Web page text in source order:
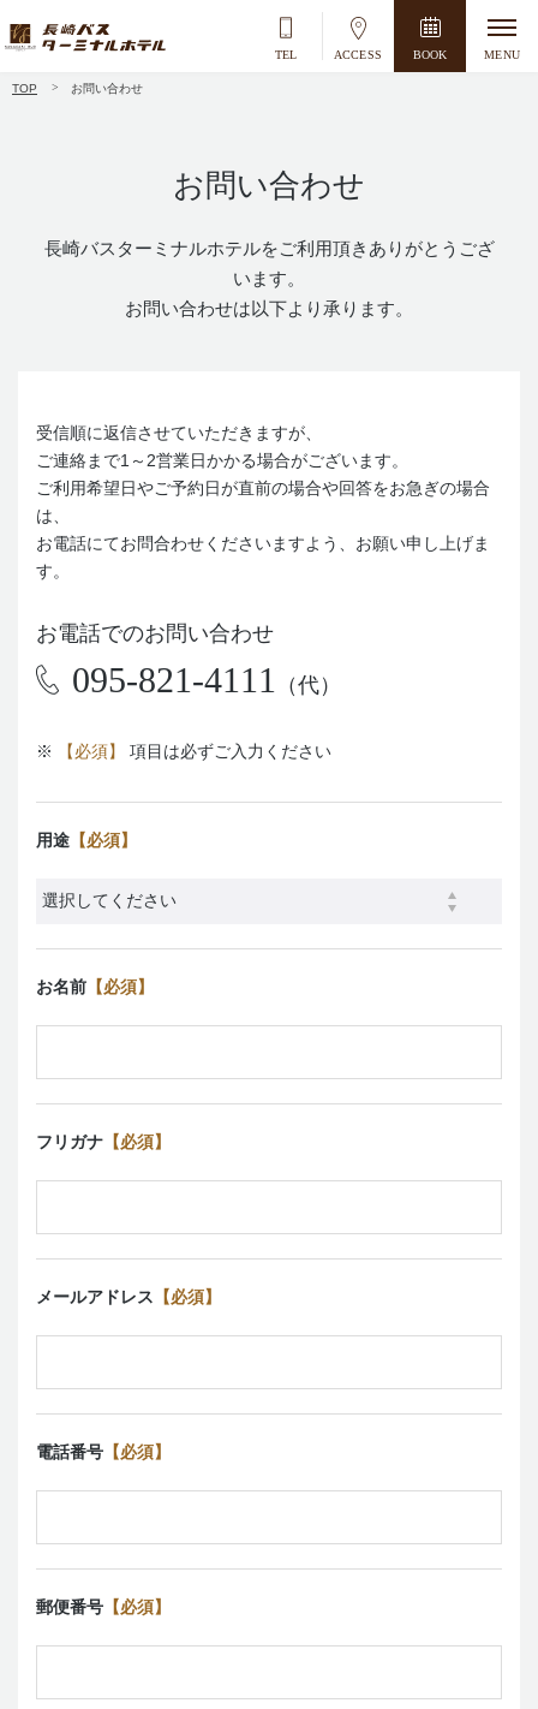
MENU
BOOK
ACCESS
TEL
TOP お問い合わせ
お問い合わせ
長崎バスターミナルホテルをご利用頂きありがとうござ
います。
お問い合わせは以下より承ります。
受信順に返信させていただきますが、
ご連絡まで1～2営業日かかる場合がございます。
ご利用希望日やご予約日が直前の場合や回答をお急ぎの場合
は、
お電話にてお問合わせくださいますよう、お願い申し上げま
す。
お電話でのお問い合わせ
095-821-4111 （代）
※ 【必須】 項目は必ずご入力ください
用途 【必須】
お名前 【必須】
フリガナ 【必須】
メールアドレス 【必須】
電話番号 【必須】
郵便番号 【必須】
空室検索
2026年8月
日 月 火 水 木 金 土
16 17 18 19
24 25 26 27 28 29
部屋数
部屋
大人
名 0 名